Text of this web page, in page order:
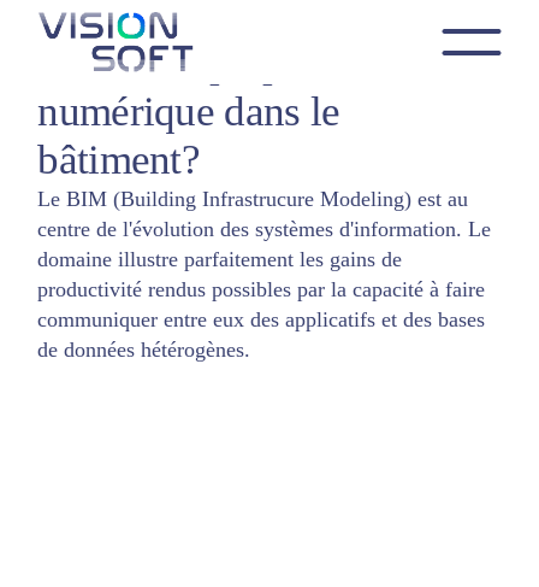
BIM
Comment préparer l’avenir
numérique dans le
bâtiment?
Le BIM (Building Infrastrucure Modeling) est au
centre de l'évolution des systèmes d'information. Le
domaine illustre parfaitement les gains de
productivité rendus possibles par la capacité à faire
communiquer entre eux des applicatifs et des bases
de données hétérogènes.